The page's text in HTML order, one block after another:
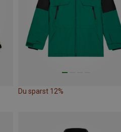
Du sparst 12%